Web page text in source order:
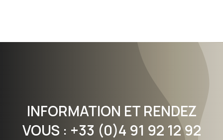
INFORMATION ET RENDEZ
VOUS : +33 (0)4 91 92 12 92